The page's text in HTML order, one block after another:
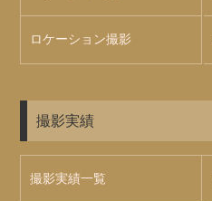
ロケーション撮影
撮影実績
撮影実績一覧